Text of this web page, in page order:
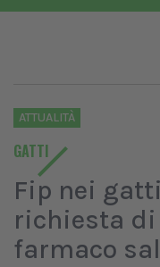
ATTUALITÀ
GATTI
Fip nei
richiesta
farmaco